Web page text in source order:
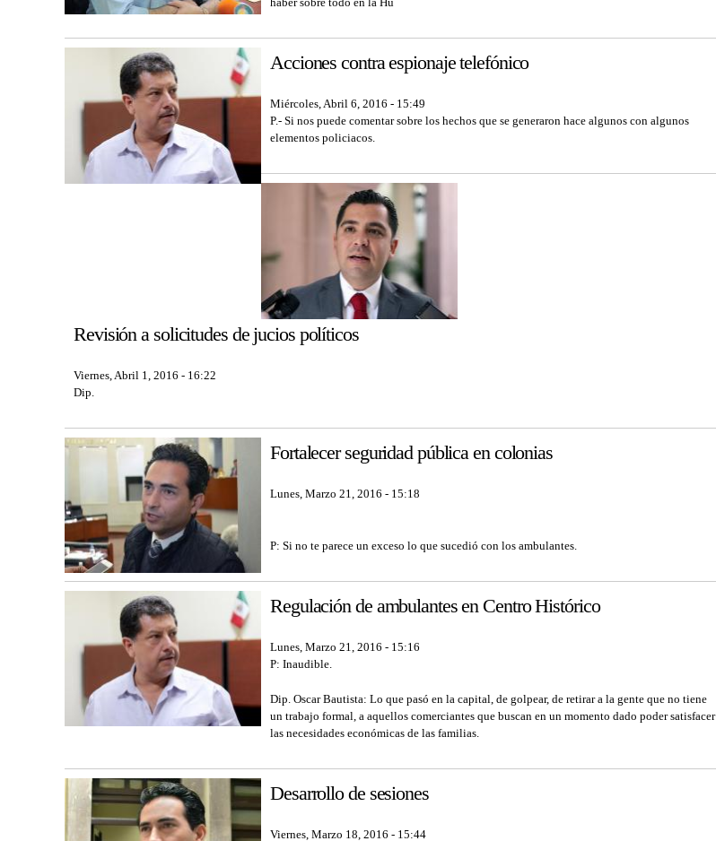
Acciones contra espionaje telefónico
Miércoles, Abril 6, 2016 - 15:49
P.- Si nos puede comentar sobre los hechos que se generaron hace algunos con algunos
elementos policiacos.
Revisión a solicitudes de jucios políticos
Viernes, Abril 1, 2016 - 16:22
Dip.
Fortalecer seguridad pública en colonias
Lunes, Marzo 21, 2016 - 15:18
P: Si no te parece un exceso lo que sucedió con los ambulantes.
Regulación de ambulantes en Centro Histórico
Lunes, Marzo 21, 2016 - 15:16
P: Inaudible.
Dip. Oscar Bautista: Lo que pasó en la capital, de golpear, de retirar a la gente que no tiene
un trabajo formal, a aquellos comerciantes que buscan en un momento dado poder satisfacer
las necesidades económicas de las familias.
Desarrollo de sesiones
Viernes, Marzo 18, 2016 - 15:44